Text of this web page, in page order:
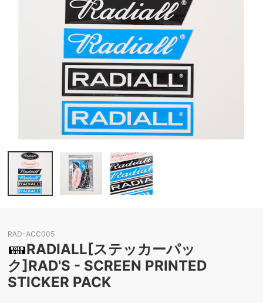
RAD-ACC005
RADIALL[ステッカーパッ
ク]RAD'S - SCREEN PRINTED
STICKER PACK